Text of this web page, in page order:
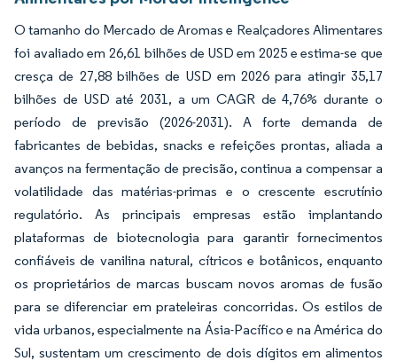
O tamanho do Mercado de Aromas e Realçadores Alimentares
foi avaliado em 26,61 bilhões de USD em 2025 e estima-se que
cresça de 27,88 bilhões de USD em 2026 para atingir 35,17
bilhões de USD até 2031, a um CAGR de 4,76% durante o
período de previsão (2026-2031). A forte demanda de
fabricantes de bebidas, snacks e refeições prontas, aliada a
avanços na fermentação de precisão, continua a compensar a
volatilidade das matérias-primas e o crescente escrutínio
regulatório. As principais empresas estão implantando
plataformas de biotecnologia para garantir fornecimentos
confiáveis de vanilina natural, cítricos e botânicos, enquanto
os proprietários de marcas buscam novos aromas de fusão
para se diferenciar em prateleiras concorridas. Os estilos de
vida urbanos, especialmente na Ásia-Pacífico e na América do
Sul, sustentam um crescimento de dois dígitos em alimentos